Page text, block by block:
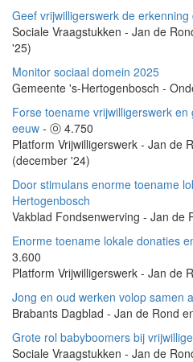
Geef vrijwilligerswerk de
Sociale Vraagstukken - Jan de
'25)
Monitor sociaal domein 2025
Gemeente 's-Hertogenbosch -
Forse toename vrijwilligerswerk
eeuw - ⓞ 4.750
Platform Vrijwilligerswerk - Jan de
(december '24)
Door stimulans enorme toename
Hertogenbosch
Vakblad Fondsenwerving - Jan de
Enorme toename lokale donaties
3.600
Platform Vrijwilligerswerk - Jan de
Jong en oud werken volop samen
Brabants Dagblad - Jan de Rond
Grote rol babyboomers bij
Sociale Vraagstukken - Jan de